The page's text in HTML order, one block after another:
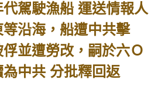
代駕駛漁船 運送情報人
等沿海，船遭中共擊
並遭勞改，嗣於六Ｏ
中共 分批釋回返